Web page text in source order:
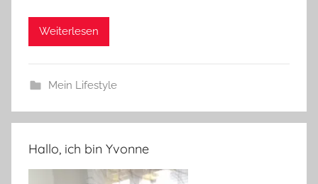
Weiterlesen
Mein Lifestyle
Hallo, ich bin Yvonne